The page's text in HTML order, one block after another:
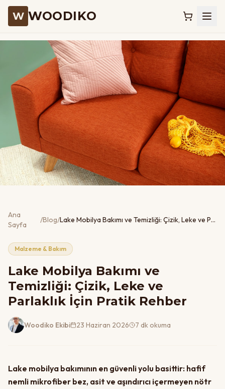
W WOODIKO
Ana
Sayfa
/Blog/ Lake Mobilya Bakımı ve Temizliği: Çizik, Leke ve Parlaklık İçin Pratik Rehber
Malzeme & Bakım
Lake Mobilya Bakımı ve
Temizliği: Çizik, Leke ve
Parlaklık İçin Pratik Rehber
Woodiko Ekibi 23 Haziran 2026 7 dk okuma
Lake mobilya bakımının en güvenli yolu basittir: hafif
nemli mikrofiber bez, asit ve aşındırıcı içermeyen nötr